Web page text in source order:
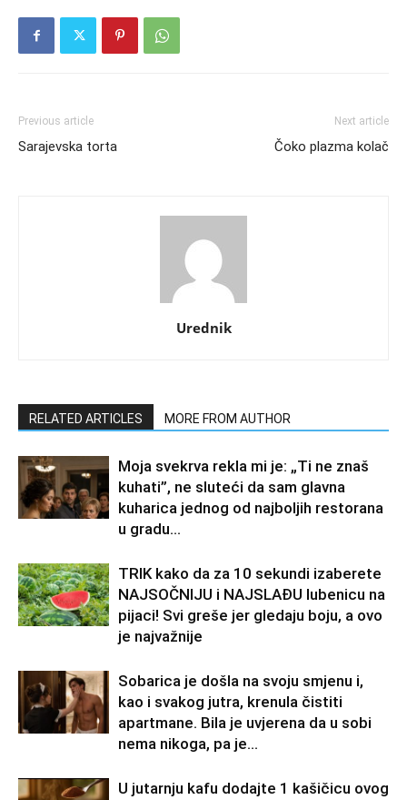
Previous article
Sarajevska torta
Next article
Čoko plazma kolač
Urednik
RELATED ARTICLES MORE FROM AUTHOR
Moja svekrva rekla mi je: „Ti ne znaš
kuhati”, ne sluteći da sam glavna
kuharica jednog od najboljih restorana
u gradu…
TRIK kako da za 10 sekundi izaberete
NAJSOČNIJU i NAJSLAĐU lubenicu na
pijaci! Svi greše jer gledaju boju, a ovo
je najvažnije
Sobarica je došla na svoju smjenu i,
kao i svakog jutra, krenula čistiti
apartmane. Bila je uvjerena da u sobi
nema nikoga, pa je...
U jutarnju kafu dodajte 1 kašičicu ovog